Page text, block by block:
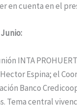
en cuenta en el
INTA
Hector Espina; el
Banco
Tema central